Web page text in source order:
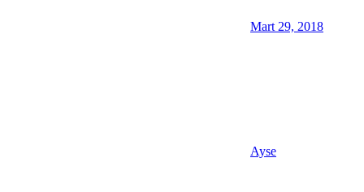
Mart 29, 2018
Ayse